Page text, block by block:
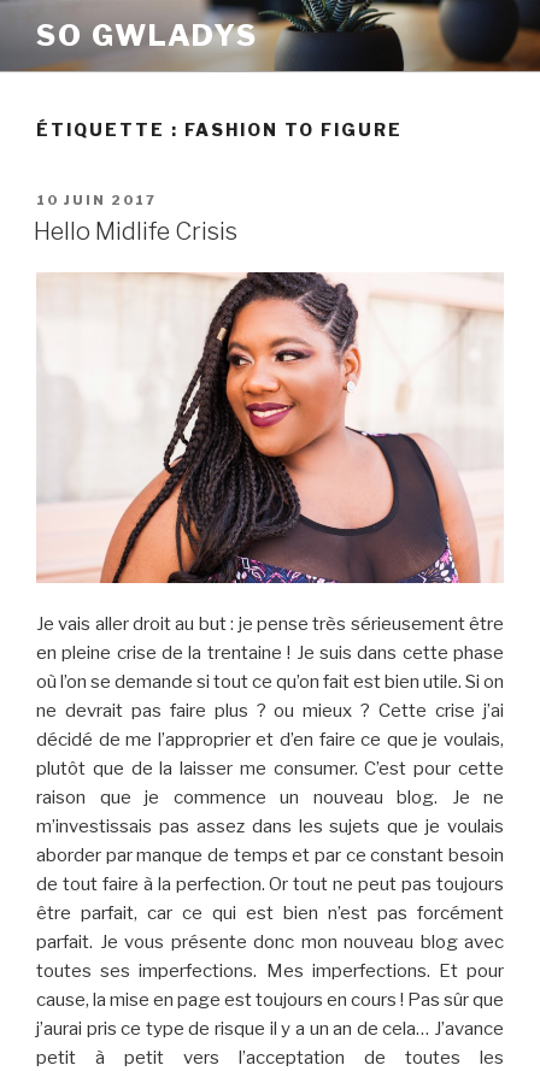
contenu
SO GWLADYS
ÉTIQUETTE : FASHION TO FIGURE
PUBLIÉ
LE
10 JUIN 2017
Hello Midlife Crisis
Je vais aller droit au but : je pense très sérieusement être
en pleine crise de la trentaine ! Je suis dans cette phase
où l’on se demande si tout ce qu’on fait est bien utile. Si on
ne devrait pas faire plus ? ou mieux ? Cette crise j’ai
décidé de me l’approprier et d’en faire ce que je voulais,
plutôt que de la laisser me consumer. C’est pour cette
raison que je commence un nouveau blog. Je ne
m’investissais pas assez dans les sujets que je voulais
aborder par manque de temps et par ce constant besoin
de tout faire à la perfection. Or tout ne peut pas toujours
être parfait, car ce qui est bien n’est pas forcément
parfait. Je vous présente donc mon nouveau blog avec
toutes ses imperfections. Mes imperfections. Et pour
cause, la mise en page est toujours en cours ! Pas sûr que
j’aurai pris ce type de risque il y a un an de cela… J’avance
petit à petit vers l’acceptation de toutes les